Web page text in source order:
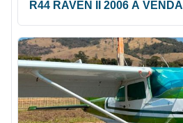
R44 RAVEN II 2006 À VENDA